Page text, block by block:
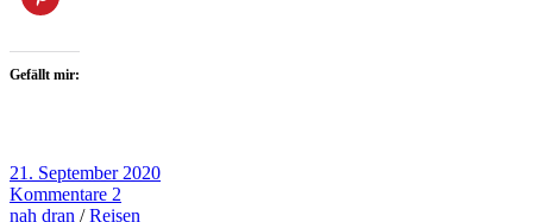
Gefällt mir:
21. September 2020
Kommentare 2
nah dran /Reisen